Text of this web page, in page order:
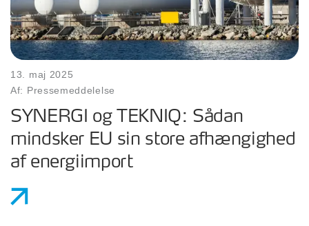
13. maj 2025
Af: Pressemeddelelse
SYNERGI og TEKNIQ: Sådan
mindsker EU sin store afhængighed
af energiimport